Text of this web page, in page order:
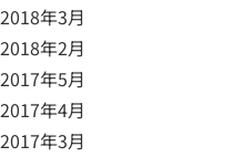
2018年3月
2018年2月
2017年5月
2017年4月
2017年3月